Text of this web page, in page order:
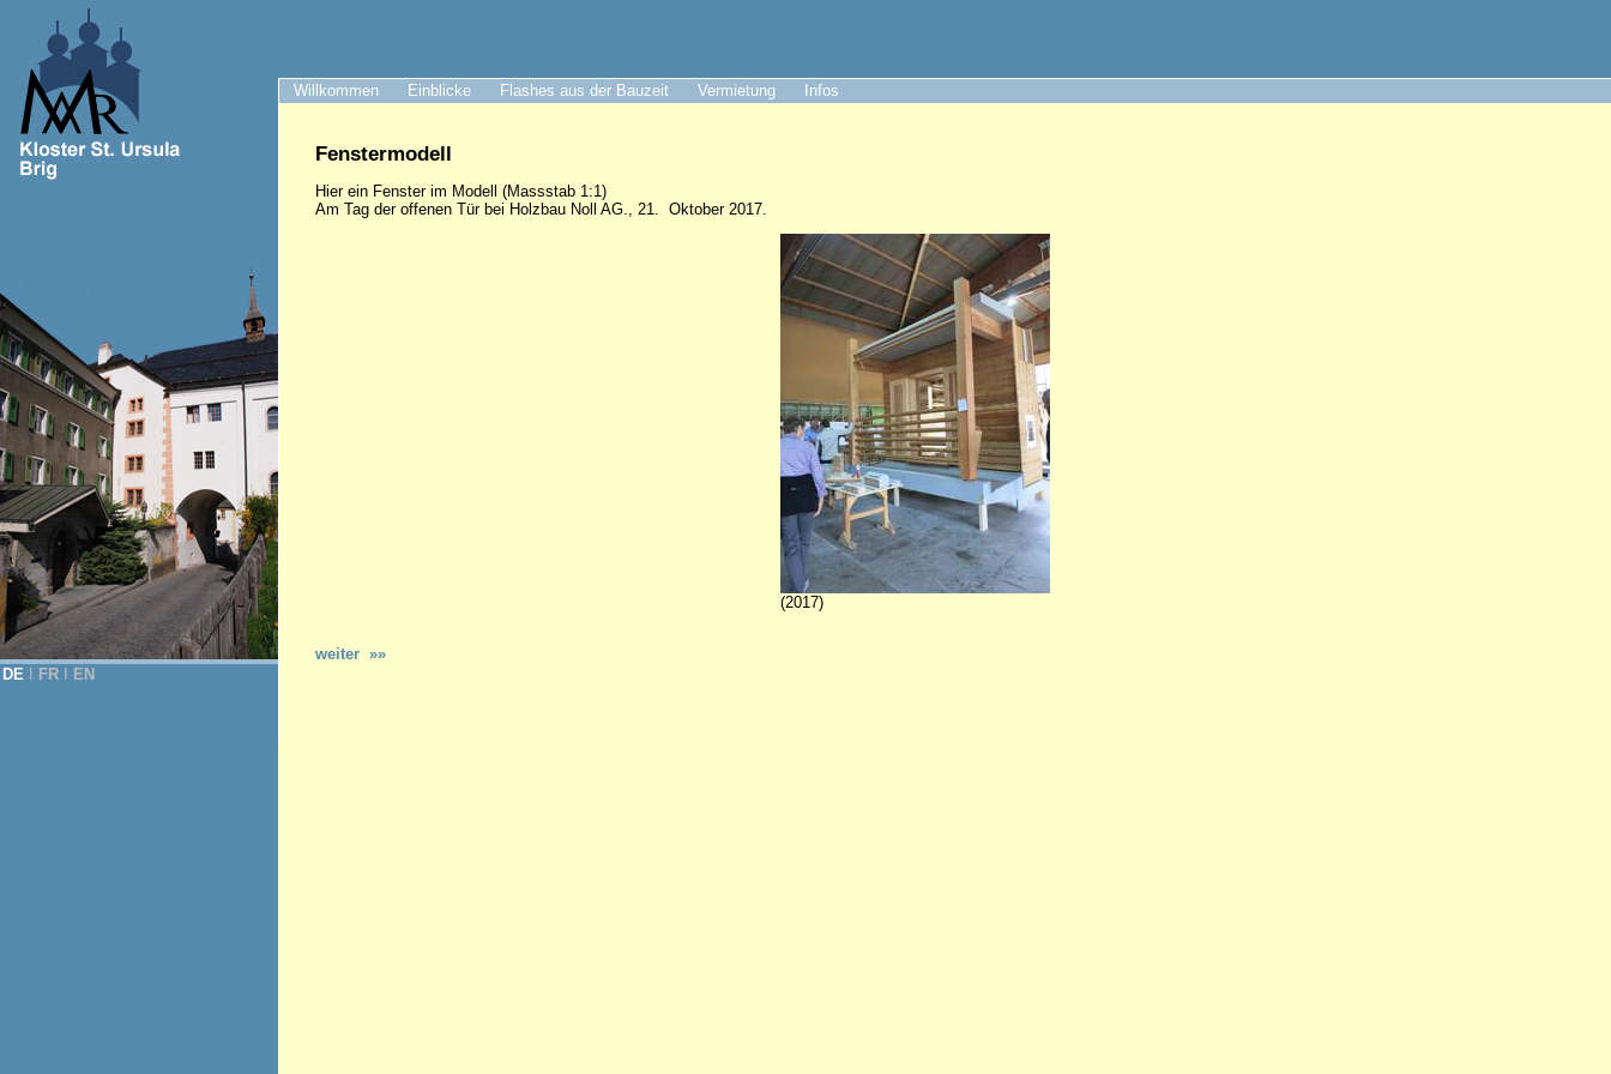
Willkommen Einblicke Flashes aus der Bauzeit Vermietung Infos
DE FR EN
Fenstermodell
Hier ein Fenster im Modell (Massstab 1:1)
Am Tag der offenen Tür bei Holzbau Noll AG., 21. Oktober 2017.
(2017)
weiter »»